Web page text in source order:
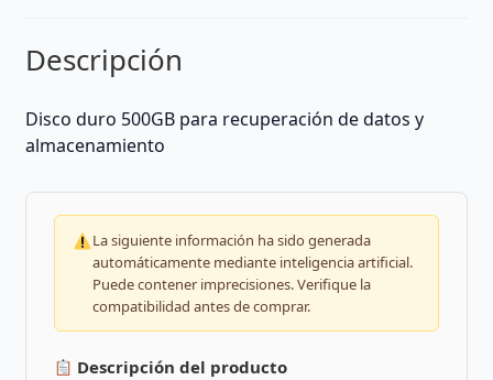
Descripción
Disco duro 500GB para recuperación de datos y
almacenamiento
La siguiente información ha sido generada
automáticamente mediante inteligencia artificial.
Puede contener imprecisiones. Verifique la
compatibilidad antes de comprar.
Descripción del producto